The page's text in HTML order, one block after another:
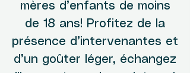
mères d’enfants de moins
de 18 ans! Profitez de la
présence d’intervenantes et
d’un goûter léger, échangez